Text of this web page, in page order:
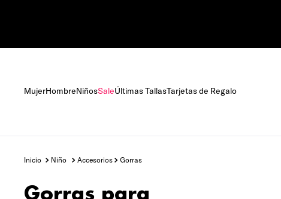
MujerHombreNiñosSaleÚltimas TallasTarjetas de Regalo
niño accesorios gorras
Gorras para